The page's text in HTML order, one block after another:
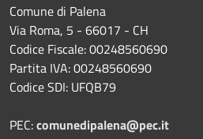
Comune di Palena
Via Roma, 5 - 66017 - CH
Codice Fiscale: 00248560690
Partita IVA: 00248560690
Codice SDI: UFQB79
PEC:comunedipalena@pec.it